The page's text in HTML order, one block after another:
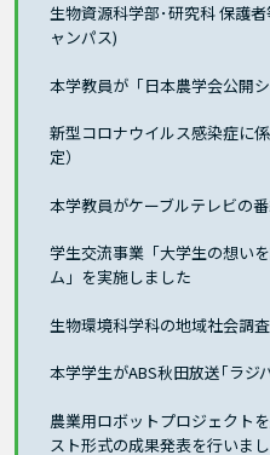
生物資源科学部･研究科 保護
ャンパス)
本学教員が「日本農学会公開
新型コロナウイルス感染症に
定）
本学教員がケーブルテレビの
学生交流事業「大学生の想い
ム」を実施しました
生物環境科学科の地域社会調
本学学生がABS秋田放送｢ラジ
農業用ロボットプロジェクト
スト形式の成果発表を行いま